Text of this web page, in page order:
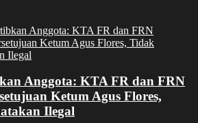
Anggota: KTA FR dan FRN
Ketum Agus Flores,
Ilegal